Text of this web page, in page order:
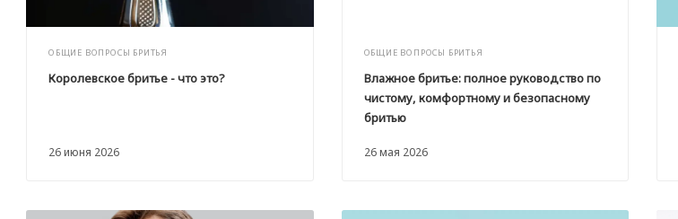
ОБЩИЕ ВОПРОСЫ БРИТЬЯ
26 июня 2026
Королевское бритье - что это?
ОБЩИЕ ВОПРОСЫ БРИТЬЯ
26 мая 2026
Влажное бритье: полное руководство по
чистому, комфортному и безопасному
бритью